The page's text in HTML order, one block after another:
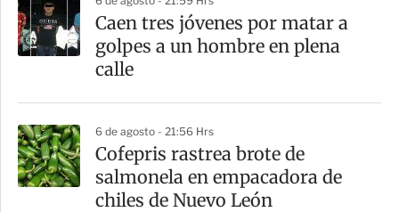
Caen tres jóvenes por matar a
golpes a un hombre en plena
calle
6 de agosto - 21:56 Hrs
Cofepris rastrea brote de
salmonela en empacadora de
chiles de Nuevo León